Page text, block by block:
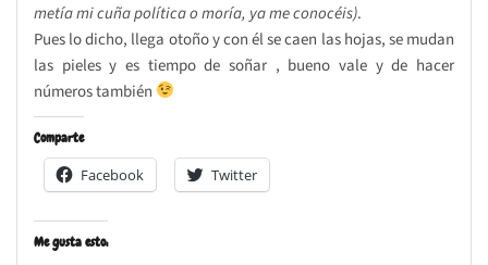
metía mi cuña política o moría, ya me conocéis).
Pues lo dicho, llega otoño y con él se caen las hojas, se mudan
las pieles y es tiempo de soñar , bueno vale y de hacer
números también
Comparte
Facebook Twitter
Me gusta esto: